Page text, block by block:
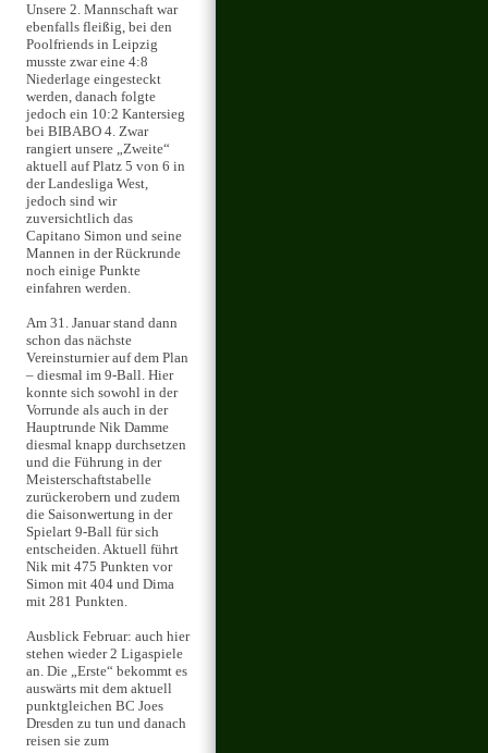
Unsere 2. Mannschaft war
ebenfalls fleißig, bei den
Poolfriends in Leipzig
musste zwar eine 4:8
Niederlage eingesteckt
werden, danach folgte
jedoch ein 10:2 Kantersieg
bei BIBABO 4. Zwar
rangiert unsere „Zweite“
aktuell auf Platz 5 von 6 in
der Landesliga West,
jedoch sind wir
zuversichtlich das
Capitano Simon und seine
Mannen in der Rückrunde
noch einige Punkte
einfahren werden.
Am 31. Januar stand dann
schon das nächste
Vereinsturnier auf dem Plan
– diesmal im 9-Ball. Hier
konnte sich sowohl in der
Vorrunde als auch in der
Hauptrunde Nik Damme
diesmal knapp durchsetzen
und die Führung in der
Meisterschaftstabelle
zurückerobern und zudem
die Saisonwertung in der
Spielart 9-Ball für sich
entscheiden. Aktuell führt
Nik mit 475 Punkten vor
Simon mit 404 und Dima
mit 281 Punkten.
Ausblick Februar: auch hier
stehen wieder 2 Ligaspiele
an. Die „Erste“ bekommt es
auswärts mit dem aktuell
punktgleichen BC Joes
Dresden zu tun und danach
reisen sie zum